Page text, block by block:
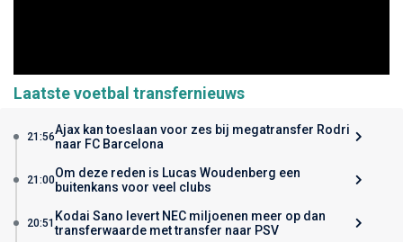
Laatste voetbal transfernieuws
21:56Ajax kan toeslaan voor zes bij megatransfer Rodri
naar FC Barcelona
21:00Om deze reden is Lucas Woudenberg een
buitenkans voor veel clubs
20:51 Kodai Sano levert NEC miljoenen meer op dan
transferwaarde met transfer naar PSV